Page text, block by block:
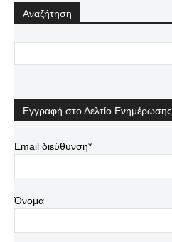
Αναζήτηση
Εγγραφή στο Δελτίο Ενημέρωσης
Email διεύθυνση*
Όνομα